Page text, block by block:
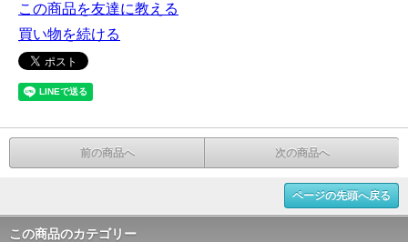
この商品を友達に教える
買い物を続ける
前の商品へ 次の商品へ
ページの先頭へ戻る
この商品のカテゴリー